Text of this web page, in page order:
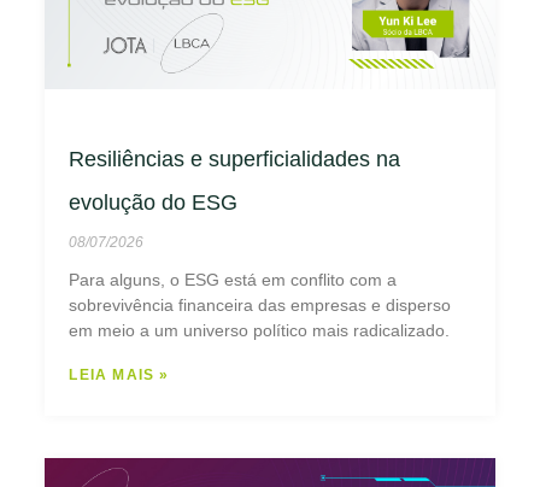
Resiliências e superficialidades na
evolução do ESG
08/07/2026
Para alguns, o ESG está em conflito com a
sobrevivência financeira das empresas e disperso
em meio a um universo político mais radicalizado.
LEIA MAIS »